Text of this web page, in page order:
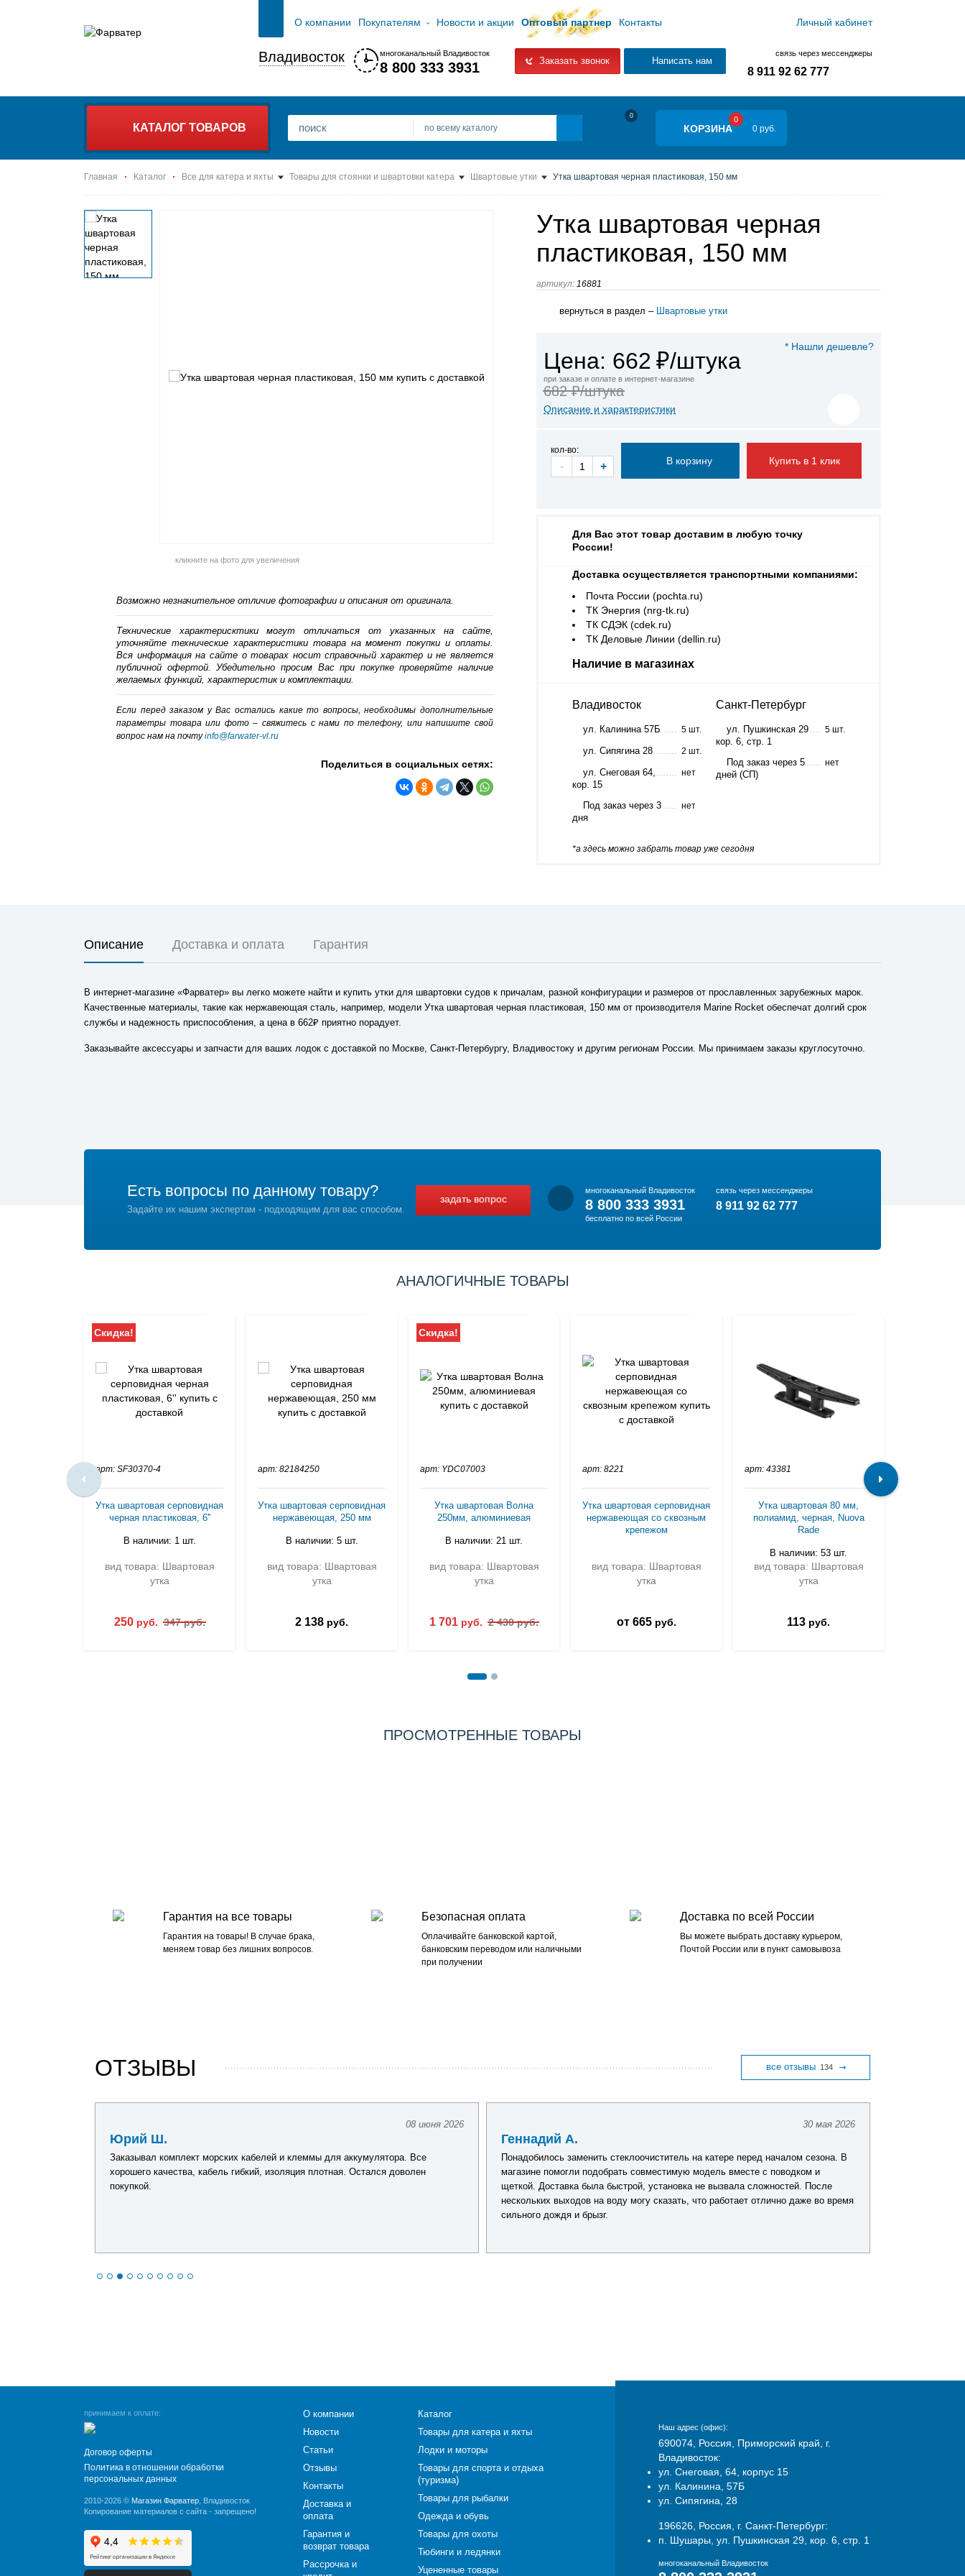
О компании Покупателям Новости и акции Оптовый партнер Контакты Личный кабинет
Владивосток многоканальный Владивосток
8 800 333 3931 Заказать звонок Написать нам
связь через мессенджеры
8 911 92 62 777
КАТАЛОГ ТОВАРОВ по всему каталогу
0
КОРЗИНА
0
0 руб.
Главная Каталог Все для катера и яхты Товары для стоянки и швартовки катера Швартовые утки Утка швартовая черная пластиковая, 150 мм
Утка швартовая черная
пластиковая, 150 мм
артикул: 16881
вернуться в раздел – Швартовые утки
кликните на фото для увеличения
Возможно незначительное отличие фотографии и описания от оригинала.
Технические характерисктики могут отличаться от указанных на сайте,
уточняйте технические характеристики товара на момент покупки и оплаты.
Вся информация на сайте о товарах носит справочный характер и не является
публичной офертой. Убедительно просим Вас при покупке проверяйте наличие
желаемых функций, характеристик и комплектации.
Если перед заказом у Вас остались какие то вопросы, необходимы дополнительные
параметры товара или фото – cвяжитесь с нами по телефону, или напишите свой
вопрос нам на почтуinfo@farwater-vl.ru
Поделиться в социальных сетях:
* Нашли дешевле?
Цена: 662 ₽/штука
при заказе и оплате в интернет-магазине
682 ₽/штука
Описание и характеристики
кол-во:
- + Купить в 1 клик
Для Вас этот товар доставим в любую точку
России!
Доставка осуществляется транспортными компаниями:
Почта России (pochta.ru)
ТК Энергия (nrg-tk.ru)
ТК СДЭК (cdek.ru)
ТК Деловые Линии (dellin.ru)
Наличие в магазинах
Владивосток
ул. Калинина 57Б 5 шт.
ул. Сипягина 28 2 шт.
ул. Снеговая 64,
кор. 15
нет
Под заказ через 3
дня
нет
Санкт-Петербург
ул. Пушкинская 29
кор. 6, стр. 1
5 шт.
Под заказ через 5
дней (СП)
нет
*а здесь можно забрать товар уже сегодня
Описание Доставка и оплата Гарантия
В интернет-магазине «Фарватер» вы легко можете найти и купить утки для швартовки судов к причалам, разной конфигурации и размеров от прославленных зарубежных марок.
Качественные материалы, такие как нержавеющая сталь, например, модели Утка швартовая черная пластиковая, 150 мм от производителя Marine Rocket обеспечат долгий срок
службы и надежность приспособления, а цена в 662₽ приятно порадует.
Заказывайте аксессуары и запчасти для ваших лодок с доставкой по Москве, Санкт-Петербургу, Владивостоку и другим регионам России. Мы принимаем заказы круглосуточно.
Есть вопросы по данному товару?
Задайте их нашим экспертам - подходящим для вас способом.
задать вопрос
многоканальный Владивосток
8 800 333 3931
бесплатно по всей России
связь через мессенджеры
8 911 92 62 777
АНАЛОГИЧНЫЕ ТОВАРЫ
Скидка!
арт: SF30370-4
Утка швартовая серповидная
черная пластиковая, 6''
В наличии: 1 шт.
вид товара: Швартовая
утка
250руб. 347 руб.
арт: 82184250
Утка швартовая серповидная
нержавеющая, 250 мм
В наличии: 5 шт.
вид товара: Швартовая
утка
2 138 руб.
Скидка!
арт: YDC07003
Утка швартовая Волна
250мм, алюминиевая
В наличии: 21 шт.
вид товара: Швартовая
утка
1 701 руб. 2 430 руб.
арт: 8221
Утка швартовая серповидная
нержавеющая со сквозным
крепежом
вид товара: Швартовая
утка
от 665руб.
арт: 43381
Утка швартовая 80 мм,
полиамид, черная, Nuova
Rade
В наличии: 53 шт.
вид товара: Швартовая
утка
113 руб.
ПРОСМОТРЕННЫЕ ТОВАРЫ
Гарантия на все товары
Гарантия на товары! В случае брака,
меняем товар без лишних вопросов.
Безопасная оплата
Оплачивайте банковской картой,
банковским переводом или наличными
при получении
Доставка по всей России
Вы можете выбрать доставку курьером,
Почтой России или в пункт самовывоза
ОТЗЫВЫ
08 июня 2026
Юрий Ш.
Заказывал комплект морских кабелей и клеммы для аккумулятора. Все
хорошего качества, кабель гибкий, изоляция плотная. Остался доволен
покупкой.
30 мая 2026
Геннадий А.
Понадобилось заменить стеклоочиститель на катере перед началом сезона. В
магазине помогли подобрать совместимую модель вместе с поводком и
щеткой. Доставка была быстрой, установка не вызвала сложностей. После
нескольких выходов на воду могу сказать, что работает отлично даже во время
сильного дождя и брызг.
все отзывы 134
Наш адрес (офис):
690074, Россия, Приморский край, г.
Владивосток:
ул. Снеговая, 64, корпус 15
ул. Калинина, 57Б
ул. Сипягина, 28
196626, Россия, г. Санкт-Петербург:
п. Шушары, ул. Пушкинская 29, кор. 6, стр. 1
многоканальный Владивосток
принимаем к оплате:
Договор оферты
Политика в отношении обработки
персональных данных
2010-2026 © Магазин Фарватер , Владивосток
Копирование материалов с сайта - запрещено!
О компании
Новости
Статьи
Отзывы
Контакты
Доставка и
оплата
Гарантия и
возврат товара
Рассрочка и
Каталог
Товары для катера и яхты
Лодки и моторы
Товары для спорта и отдыха
(туризма)
Товары для рыбалки
Одежда и обувь
Товары для охоты
Тюбинги и ледянки
Уцененные товары